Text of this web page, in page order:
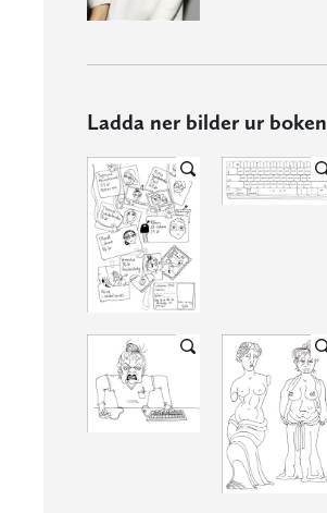
Ladda ner bilder ur boken